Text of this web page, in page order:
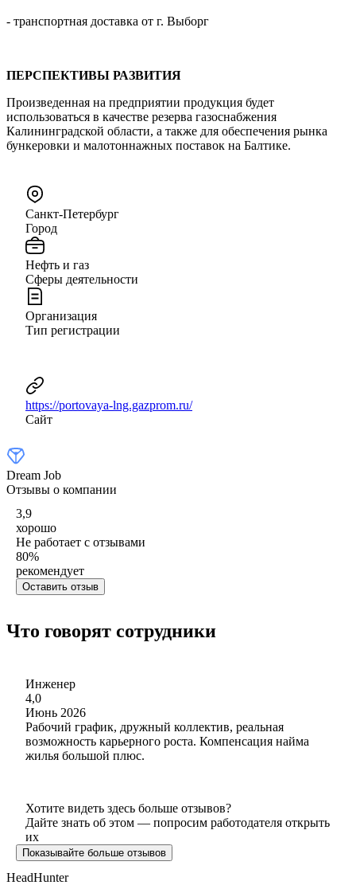
- транспортная доставка от г. Выборг
ПЕРСПЕКТИВЫ РАЗВИТИЯ
Произведенная на предприятии продукция будет
использоваться в качестве резерва газоснабжения
Калининградской области, а также для обеспечения рынка
бункеровки и малотоннажных поставок на Балтике.
Санкт-Петербург
Город
Нефть и газ
Сферы деятельности
Организация
Тип регистрации
https://portovaya-lng.gazprom.ru/
Сайт
Dream Job
Отзывы о компании
3,9
хорошо
Не работает с отзывами
80%
рекомендует
Оставить отзыв
Что говорят сотрудники
Инженер
4,0
Июнь 2026
Рабочий график, дружный коллектив, реальная
возможность карьерного роста. Компенсация найма
жилья большой плюс.
Хотите видеть здесь больше отзывов?
Дайте знать об этом — попросим работодателя открыть
их
Показывайте больше отзывов
HeadHunter